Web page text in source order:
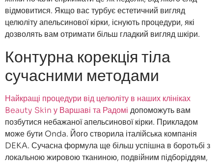
відмовитися. Якщо вас турбує естетичний вигляд
целюліту апельсинової кірки, існують процедури, які
дозволять вам отримати більш гладкий вигляд шкіри.
Контурна корекція тіла
сучасними методами
Найкращі процедури від целюліту в наших клініках
Beauty Skin у Варшаві та Радомі допоможуть вам
позбутися небажаної апельсинової кірки. Прикладом
може бути Onda. Його створила італійська компанія
DEKA. Сучасна формула ще більш успішна в боротьбі з
локальною жировою тканиною, подвійним підборіддям,